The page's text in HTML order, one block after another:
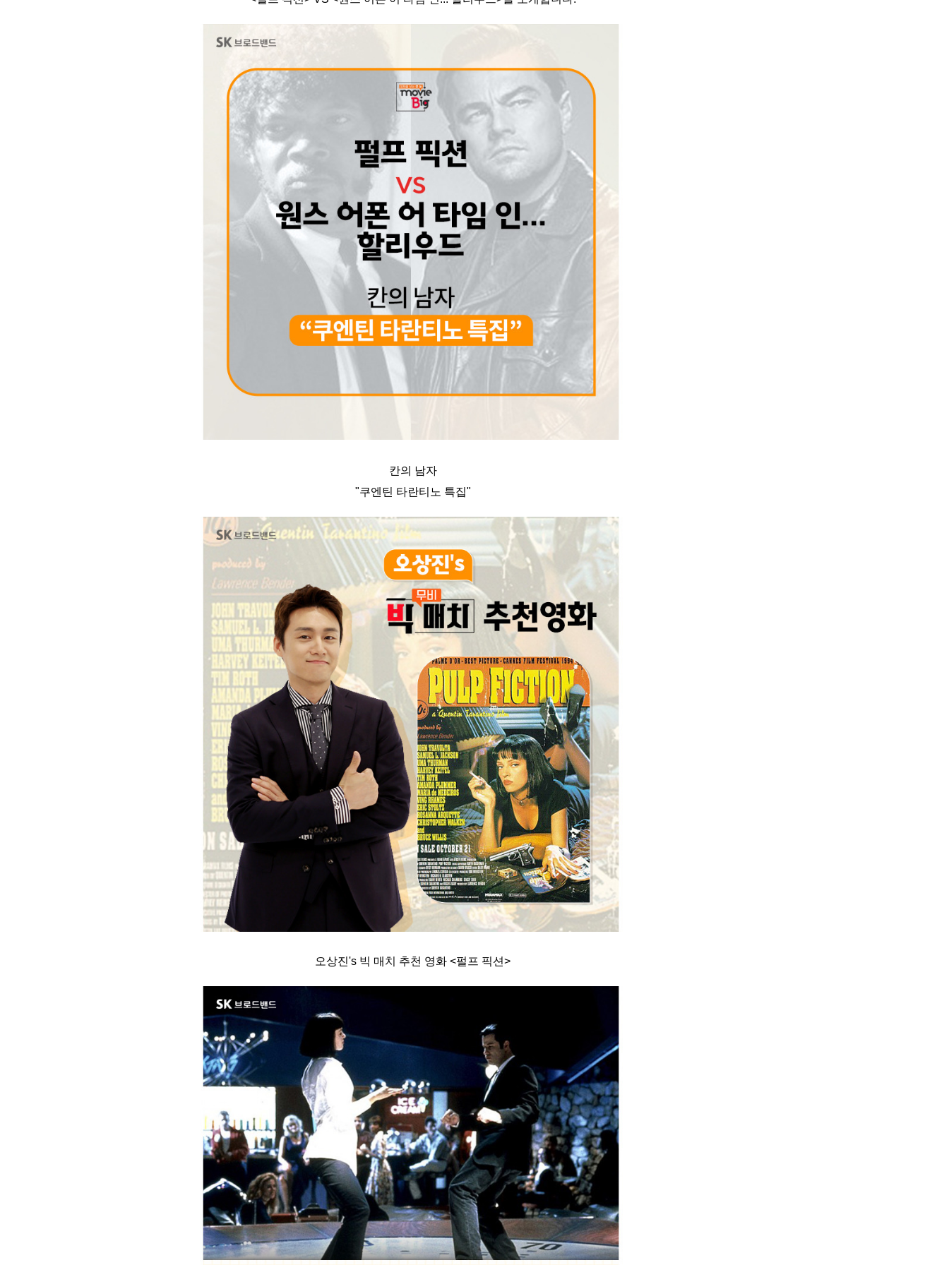
칸의 남자
"쿠엔틴 타란티노 특집"
오상진's 빅 매치 추천 영화 <펄프 픽션>